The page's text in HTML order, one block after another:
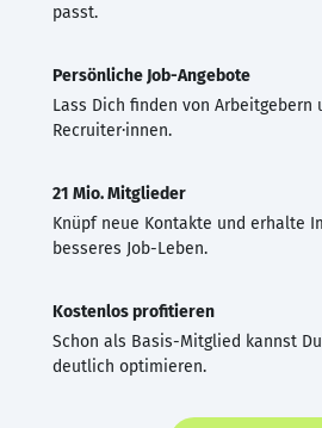
passt.
Persönliche Job-Angebote
Lass Dich finden von Arbeitgebern
Recruiter·innen.
21 Mio. Mitglieder
Knüpf neue Kontakte und erhalte
besseres Job-Leben.
Kostenlos profitieren
Schon als Basis-Mitglied kannst
deutlich optimieren.